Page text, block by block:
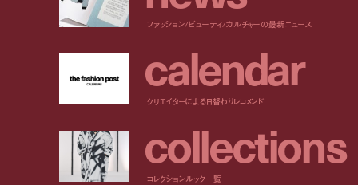
ファッション/ビューティ/カルチャーの最新ニュース
calendar
クリエイターによる日替わりレコメンド
collections
コレクションルック一覧